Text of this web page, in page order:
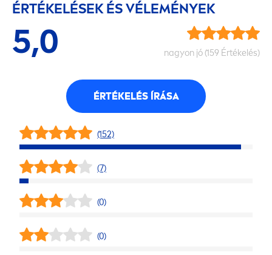
ÉRTÉKELÉSEK ÉS VÉLEMÉNYEK
5,0 nagyon jó (159 Értékelés)
ÉRTÉKELÉS ÍRÁSA
(152)
(7)
(0)
(0)